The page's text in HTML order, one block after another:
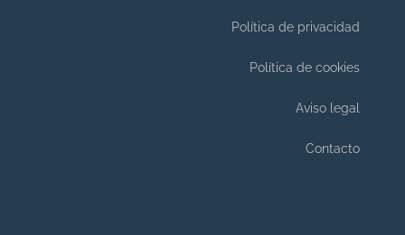
Política de privacidad
Política de cookies
Aviso legal
Contacto